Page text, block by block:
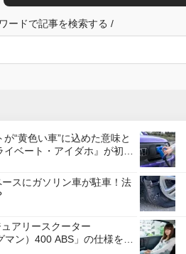
ードで記事を検索する /
“黄色い車”に込めた意味と
ベート・アイダホ』が初の
復活
スにガソリン車が駐車！法
アリースクーター
マン）400 ABS」の仕様を変